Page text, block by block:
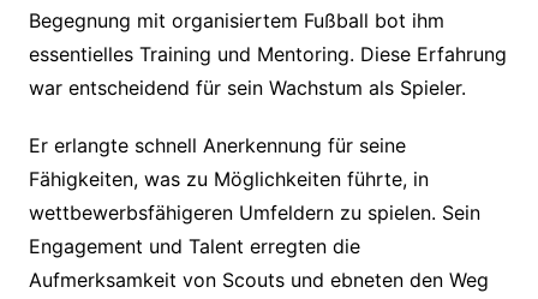
Begegnung mit organisiertem Fußball bot ihm
essentielles Training und Mentoring. Diese Erfahrung
war entscheidend für sein Wachstum als Spieler.
Er erlangte schnell Anerkennung für seine
Fähigkeiten, was zu Möglichkeiten führte, in
wettbewerbsfähigeren Umfeldern zu spielen. Sein
Engagement und Talent erregten die
Aufmerksamkeit von Scouts und ebneten den Weg